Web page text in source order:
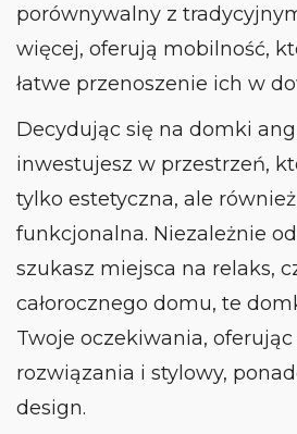
porównywalny z
więcej, oferują mobilność,
łatwe przenoszenie ich w
Decydując się na domki
inwestujesz w przestrzeń,
tylko estetyczna, ale
funkcjonalna. Niezależnie
szukasz miejsca na relaks,
całorocznego domu, te
Twoje oczekiwania,
rozwiązania i stylowy,
design.